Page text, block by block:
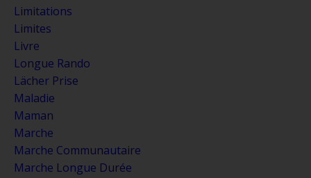
Limitations
Limites
Livre
Longue Rando
Lächer Prise
Maladie
Maman
Marche
Marche Communautaire
Marche Longue Durée